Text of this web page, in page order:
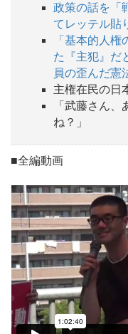
政策の話を「
てレッテル貼
「基本的人
た『主犯』だ
員の歪んだ憲
主権在民の日
「武藤さん
ね？」
■全編動画